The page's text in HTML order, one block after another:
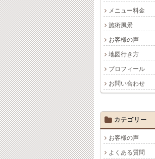
メニュー料金
施術風景
お客様の声
地図行き方
プロフィール
お問い合わせ
カテゴリー
お客様の声
よくある質問